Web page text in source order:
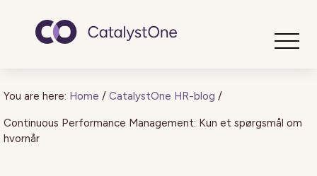
You are here: Home / CatalystOne HR-blog /
Continuous Performance Management: Kun et spørgsmål om
hvornår